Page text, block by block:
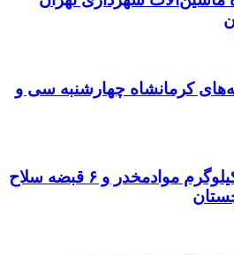
نفر فراتر رفت
بر قیمت ارزهای فیات
برق شهرهای مورد حمله
دختری که تازه زائر شده است